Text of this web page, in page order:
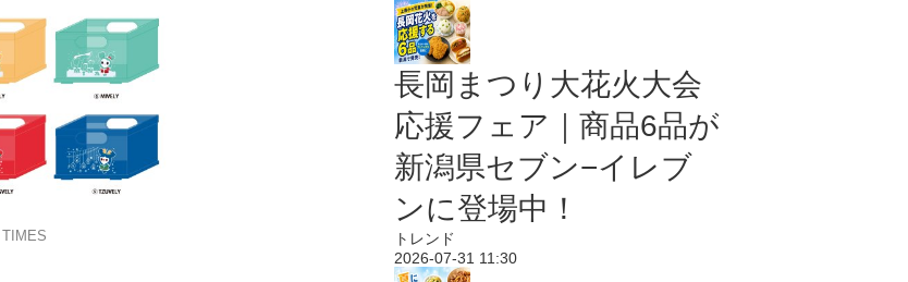
長岡まつり大花火大会
応援フェア｜商品6品が
新潟県セブン−イレブ
ンに登場中！
トレンド
2026-07-31 11:30